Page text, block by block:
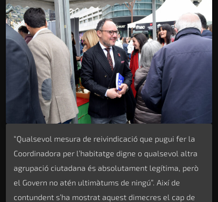
“Qualsevol mesura de reivindicació que pugui fer la
Coordinadora per l’habitatge digne o qualsevol altra
agrupació ciutadana és absolutament legítima, però
el Govern no atén ultimàtums de ningú”. Així de
contundent s’ha mostrat aquest dimecres el cap de